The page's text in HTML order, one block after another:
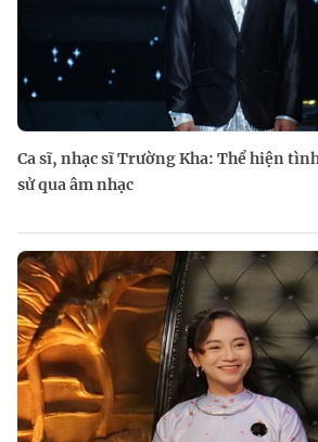
Ca sĩ, nhạc sĩ Trường Kha: Thể hiện
sử qua âm nhạc